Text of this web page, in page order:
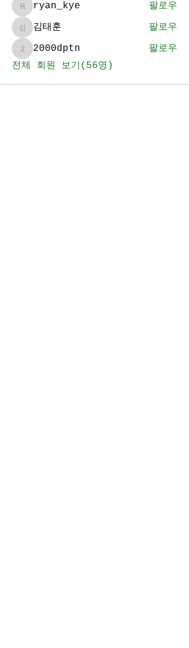
ryan_kye
ryan_kye 팔로우
김태훈김태훈 팔로우
2000dptn
2000dptn
팔로우
전체 회원 보기(56명)